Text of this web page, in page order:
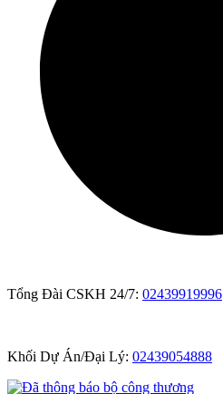
Tổng Đài CSKH 24/7: 02439919996
Khối Dự Án/Đại Lý: 02439054888